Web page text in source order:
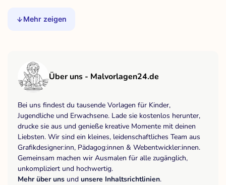
Mehr zeigen
Über uns - Malvorlagen24.de
Bei uns findest du tausende Vorlagen für Kinder,
Jugendliche und Erwachsene. Lade sie kostenlos herunter,
drucke sie aus und genieße kreative Momente mit deinen
Liebsten. Wir sind ein kleines, leidenschaftliches Team aus
Grafikdesigner:inn, Pädagog:innen & Webentwickler:innen.
Gemeinsam machen wir Ausmalen für alle zugänglich,
unkompliziert und hochwertig.
Mehr über uns und unsere Inhaltsrichtlinien.